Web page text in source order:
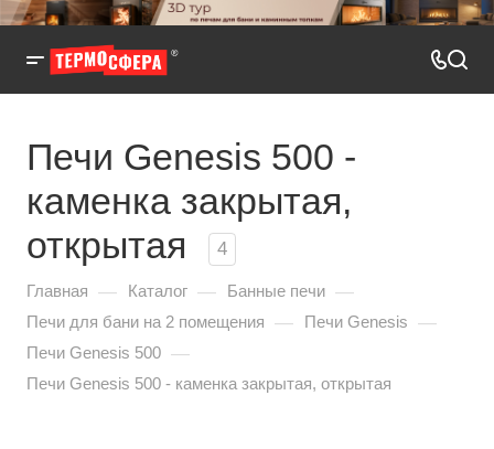
Печи Genesis 500 -
каменка закрытая,
открытая
4
Главная — Каталог — Банные печи —
Печи для бани на 2 помещения — Печи Genesis —
Печи Genesis 500 —
Печи Genesis 500 - каменка закрытая, открытая